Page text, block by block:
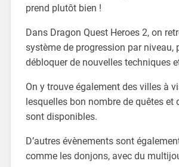
prend plutôt bien !
Dans Dragon Quest Heroes 2, on
système de progression par niveau,
débloquer de nouvelles techniques
On y trouve également des villes à
lesquelles bon nombre de quêtes et
sont disponibles.
D’autres évènements sont
comme les donjons, avec du